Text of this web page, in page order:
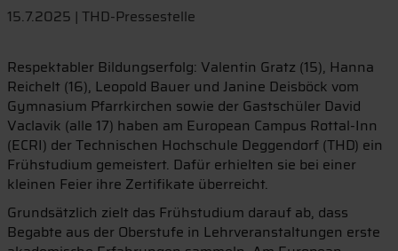
15.7.2025 | THD-Pressestelle
Respektabler Bildungserfolg: Valentin Gratz (15), Hanna
Reichelt (16), Leopold Bauer und Janine Deisböck vom
Gymnasium Pfarrkirchen sowie der Gastschüler David
Vaclavik (alle 17) haben am European Campus Rottal-Inn
(ECRI) der Technischen Hochschule Deggendorf (THD) ein
Frühstudium gemeistert. Dafür erhielten sie bei einer
kleinen Feier ihre Zertifikate überreicht.
Grundsätzlich zielt das Frühstudium darauf ab, dass
Begabte aus der Oberstufe in Lehrveranstaltungen erste